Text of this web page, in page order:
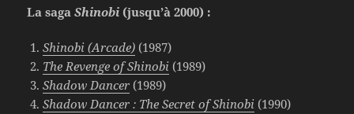
La sagaShinobi (jusqu’à 2000) :
Shinobi (Arcade) (1987)
The Revenge of Shinobi (1989)
Shadow Dancer (1989)
Shadow Dancer : The Secret of Shinobi (1990)